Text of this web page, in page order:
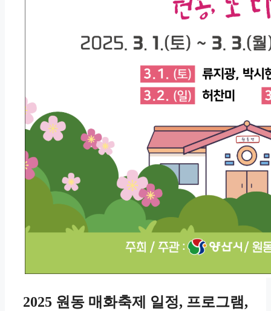
2025 원동 매화축제 일정, 프로그램,